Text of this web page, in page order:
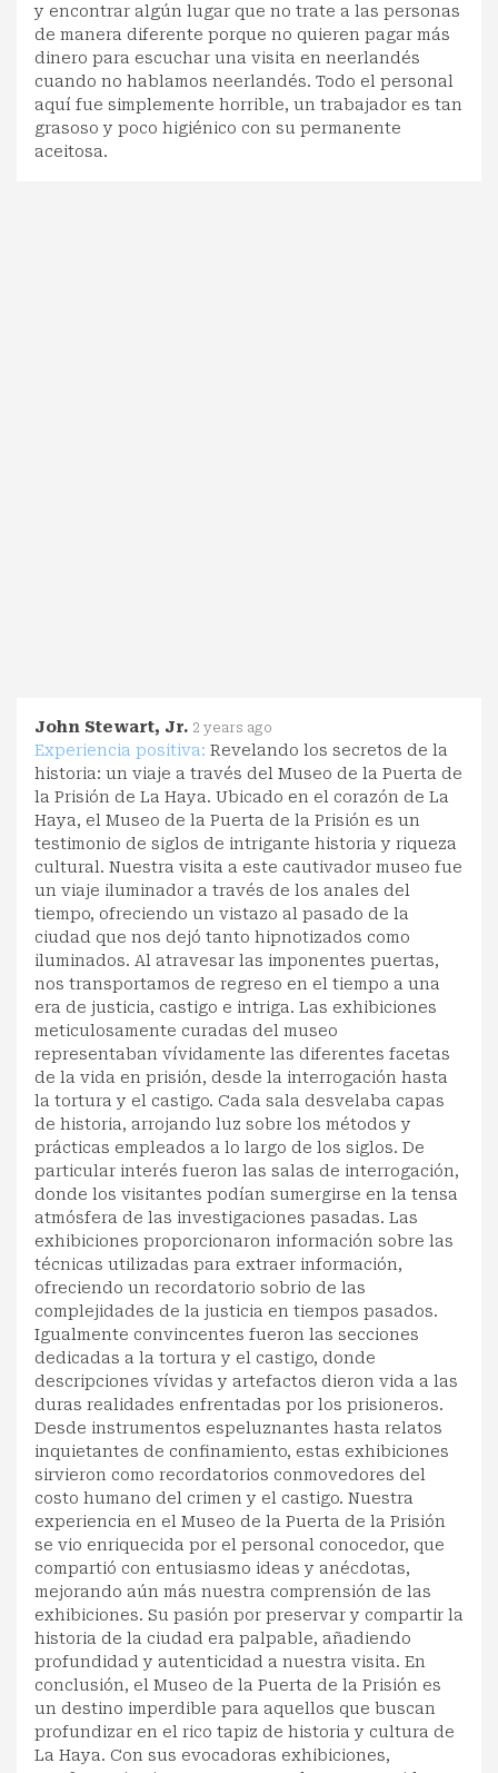
y encontrar algún lugar que no trate a las personas
de manera diferente porque no quieren pagar más
dinero para escuchar una visita en neerlandés
cuando no hablamos neerlandés. Todo el personal
aquí fue simplemente horrible, un trabajador es tan
grasoso y poco higiénico con su permanente
aceitosa.
John Stewart, Jr. 2 years ago
Experiencia positiva: Revelando los secretos de la
historia: un viaje a través del Museo de la Puerta de
la Prisión de La Haya. Ubicado en el corazón de La
Haya, el Museo de la Puerta de la Prisión es un
testimonio de siglos de intrigante historia y riqueza
cultural. Nuestra visita a este cautivador museo fue
un viaje iluminador a través de los anales del
tiempo, ofreciendo un vistazo al pasado de la
ciudad que nos dejó tanto hipnotizados como
iluminados. Al atravesar las imponentes puertas,
nos transportamos de regreso en el tiempo a una
era de justicia, castigo e intriga. Las exhibiciones
meticulosamente curadas del museo
representaban vívidamente las diferentes facetas
de la vida en prisión, desde la interrogación hasta
la tortura y el castigo. Cada sala desvelaba capas
de historia, arrojando luz sobre los métodos y
prácticas empleados a lo largo de los siglos. De
particular interés fueron las salas de interrogación,
donde los visitantes podían sumergirse en la tensa
atmósfera de las investigaciones pasadas. Las
exhibiciones proporcionaron información sobre las
técnicas utilizadas para extraer información,
ofreciendo un recordatorio sobrio de las
complejidades de la justicia en tiempos pasados.
Igualmente convincentes fueron las secciones
dedicadas a la tortura y el castigo, donde
descripciones vívidas y artefactos dieron vida a las
duras realidades enfrentadas por los prisioneros.
Desde instrumentos espeluznantes hasta relatos
inquietantes de confinamiento, estas exhibiciones
sirvieron como recordatorios conmovedores del
costo humano del crimen y el castigo. Nuestra
experiencia en el Museo de la Puerta de la Prisión
se vio enriquecida por el personal conocedor, que
compartió con entusiasmo ideas y anécdotas,
mejorando aún más nuestra comprensión de las
exhibiciones. Su pasión por preservar y compartir la
historia de la ciudad era palpable, añadiendo
profundidad y autenticidad a nuestra visita. En
conclusión, el Museo de la Puerta de la Prisión es
un destino imperdible para aquellos que buscan
profundizar en el rico tapiz de historia y cultura de
La Haya. Con sus evocadoras exhibiciones,